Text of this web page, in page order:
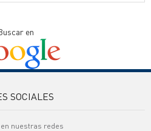
en
SOCIALES
nuestras redes